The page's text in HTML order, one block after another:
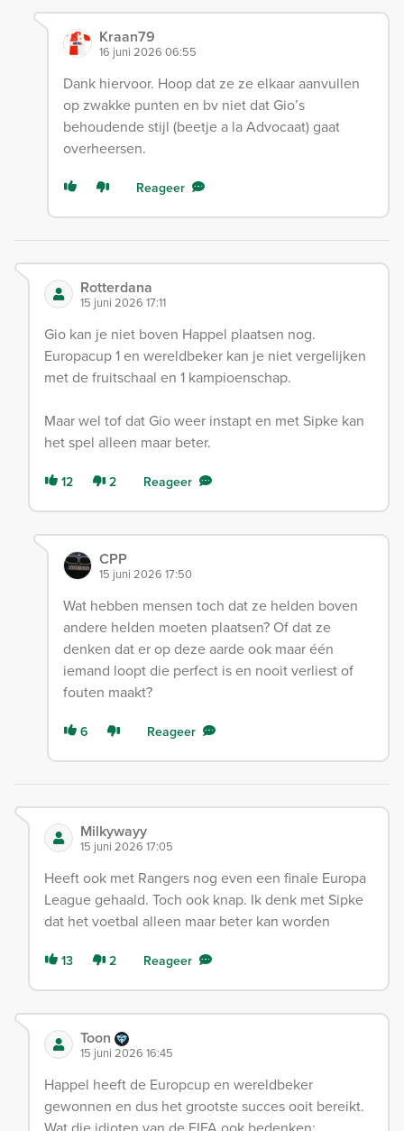
Kraan79
16 juni 2026 06:55
Dank hiervoor. Hoop dat ze ze elkaar aanvullen
op zwakke punten en bv niet dat Gio’s
behoudende stijl (beetje a la Advocaat) gaat
overheersen.
Reageer
Rotterdana
15 juni 2026 17:11
Gio kan je niet boven Happel plaatsen nog.
Europacup 1 en wereldbeker kan je niet vergelijken
met de fruitschaal en 1 kampioenschap.
Maar wel tof dat Gio weer instapt en met Sipke kan
het spel alleen maar beter.
12 2 Reageer
CPP
15 juni 2026 17:50
Wat hebben mensen toch dat ze helden boven
andere helden moeten plaatsen? Of dat ze
denken dat er op deze aarde ook maar één
iemand loopt die perfect is en nooit verliest of
fouten maakt?
6 Reageer
Milkywayy
15 juni 2026 17:05
Heeft ook met Rangers nog even een finale Europa
League gehaald. Toch ook knap. Ik denk met Sipke
dat het voetbal alleen maar beter kan worden
13 2 Reageer
Toon
15 juni 2026 16:45
Happel heeft de Europcup en wereldbeker
gewonnen en dus het grootste succes ooit bereikt.